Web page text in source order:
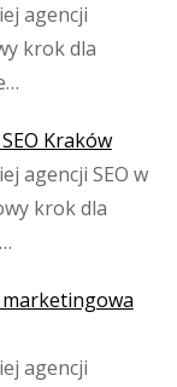
agencji
krok dla
Kraków
agencji SEO w
krok dla
agencji